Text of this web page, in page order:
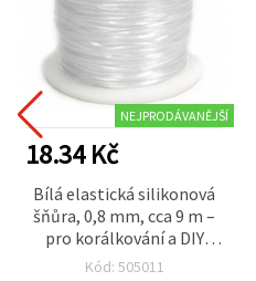
NEJPRODÁVANĚJŠÍ
18.34 Kč
Bílá elastická silikonová
šňůra, 0,8 mm, cca 9 m –
pro korálkování a DIY
šperky
Kód: 505011